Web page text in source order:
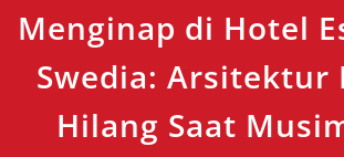
Menginap di Hotel
Swedia: Arsitektur
Hilang Saat